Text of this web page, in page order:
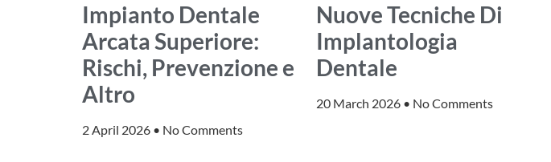
Impianto Dentale
Arcata Superiore:
Rischi, Prevenzione e
Altro
2 April 2026 No Comments
Nuove Tecniche Di
Implantologia
Dentale
20 March 2026 No Comments